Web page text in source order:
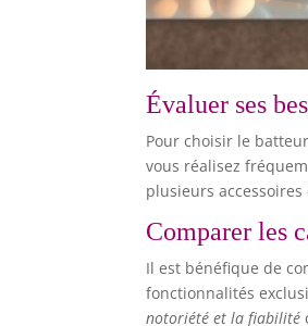
Évaluer ses
Pour choisir le
vous réalisez
plusieurs
Comparer les
Il est bénéfique de
fonctionnalités
notoriété et la fiabilité